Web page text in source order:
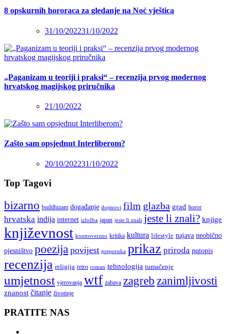
8 opskurnih hororaca za gledanje na Noć vještica
31/10/202231/10/2022
„Paganizam u teoriji i praksi“ – recenzija prvog modernog
hrvatskog magijskog priručnika
21/10/2022
Zašto sam opsjednut Interliberom?
20/10/202231/10/2022
Top Tagovi
bizarno buddhizam događanje dojmovi film glazba grad horor
hrvatska indija internet izložba japan jeste li znali jeste li znali? knjige
književnost kontroverzno kritika kultura lifestyle najava neobično
pjesništvo poezija povijest preporuka prikaz priroda putopis
recenzija religija retro roman tehnologija tumačenje
umjetnost vjerovanja wtf zabava zagreb zanimljivosti
znanost čitanje životinje
PRATITE NAS